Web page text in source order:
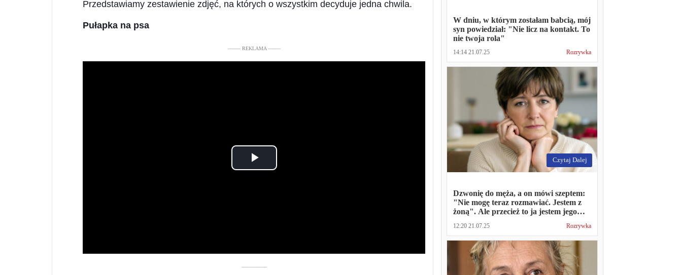
Przedstawiamy zestawienie zdjęć, na których o wszystkim decyduje jedna chwila.
Pułapka na psa
––––– REKLAMA –––––
Play
––––––––––
W dniu, w którym zostałam babcią, mój
syn powiedział: "Nie licz na kontakt. To
nie twoja rola"
14:14 21.07.25 Rozrywka
Czytaj Dalej
Dzwonię do męża, a on mówi szeptem:
"Nie mogę teraz rozmawiać. Jestem z
żoną". Ale przecież to ja jestem jego
12:20 21.07.25 Rozrywka